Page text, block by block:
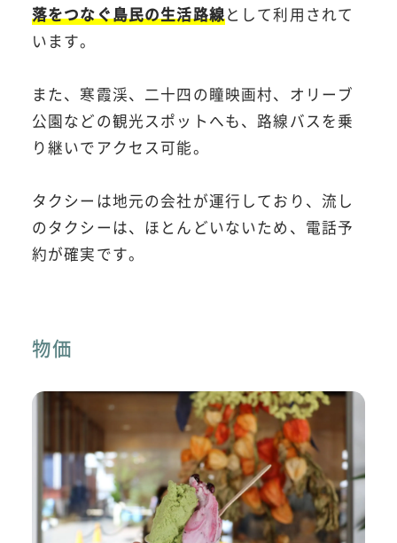
落をつなぐ島民の生活路線として利用されて
います。
また、寒霞渓、二十四の瞳映画村、オリーブ
公園などの観光スポットへも、路線バスを乗
り継いでアクセス可能。
タクシーは地元の会社が運行しており、流し
のタクシーは、ほとんどいないため、電話予
約が確実です。
物価